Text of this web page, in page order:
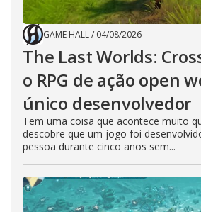
GAME HALL/ 04/08/2026
The Last Worlds:
o RPG de ação open
único desenvolvedor
Tem uma coisa que acontece muito
descobre que um jogo foi
pessoa durante cinco anos sem...